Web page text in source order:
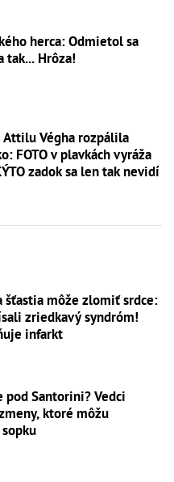
herca: Odmietol sa
tak... Hrôza!
Attilu Végha rozpálila
FOTO v plavkách vyráža
zadok sa len tak nevidí
šťastia môže zlomiť srdce:
zriedkavý syndróm!
infarkt
pod Santorini? Vedci
ktoré môžu